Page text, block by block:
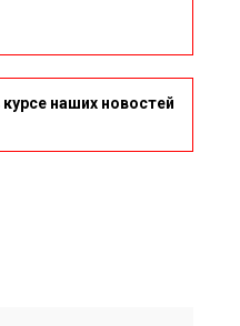
курсе наших новостей